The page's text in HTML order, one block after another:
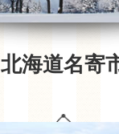
北海道名寄